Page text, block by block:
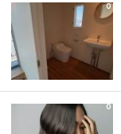
0
0